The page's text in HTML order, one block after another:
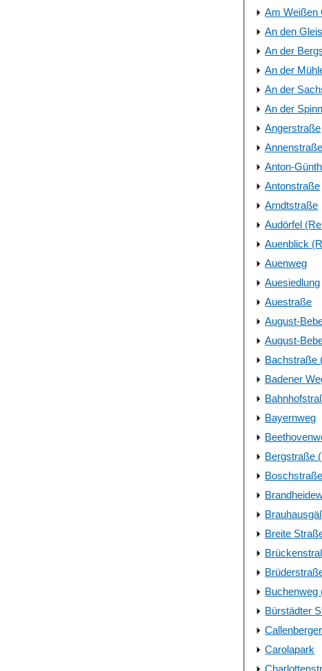
Am Weißen
An den
An der
An der
An der
An der
Angerstraße
Annenstraße
Anton-
Antonstraße
Arndtstraße
Audörfel
Auenblick
Auenweg
Auesiedlung
Auestraße
August-
August-
Bachstraße
Badener
Bayernweg
Bergstraße
Breite
Buchenweg
Bürstädter
Carolapark